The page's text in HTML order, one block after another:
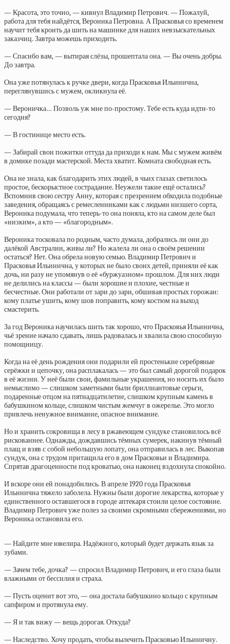
— Красота, это точно, — кивнул Владимир Петрович. — Пожалуй,
работа для тебя найдётся, Вероника Петровна. А Прасковья со временем
научит тебя кроить да шить на машинке для наших невзыскательных
заказчиц. Завтра можешь приходить.
— Спасибо вам, — вытирая слёзы, прошептала она. — Вы очень добры.
До завтра.
Она уже потянулась к ручке двери, когда Прасковья Ильинична,
переглянувшись с мужем, окликнула её.
— Вероничка… Позволь уж мне по-простому. Тебе есть куда идти-то
сегодня?
— В гостинице место есть.
— Забирай свои пожитки оттуда да приходи к нам. Мы с мужем живём
в домике позади мастерской. Места хватит. Комната свободная есть.
Она не знала, как благодарить этих людей, в чьих глазах светилось
простое, бескорыстное сострадание. Неужели такие ещё остались?
Вспомнив свою сестру Анну, которая с презрением обходила подобные
заведения, обращаясь с ремесленниками как с людьми низшего сорта,
Вероника подумала, что теперь-то она поняла, кто на самом деле был
«низким», а кто — «благородным».
Вероника тосковала по родным, часто думала, добрались ли они до
далёкой Австралии, живы ли? Но жалела ли она о своём решении
остаться? Нет. Она обрела новую семью. Владимир Петрович и
Прасковья Ильинична, у которых не было своих детей, приняли её как
дочь, ни разу не упомянув о её «буржуазном» прошлом. Для них люди
не делились на классы — были хорошие и плохие, честные и
бесчестные. Они работали от зари до зари, обшивая простых горожан:
кому платье ушить, кому шов поправить, кому костюм на выход
смастерить.
За год Вероника научилась шить так хорошо, что Прасковья Ильинична,
чьё зрение начало сдавать, лишь радовалась и хвалила свою способную
помощницу.
Когда на её день рождения они подарили ей простенькие серебряные
серёжки и цепочку, она расплакалась — это был самый дорогой подарок
в её жизни. У неё были свои, фамильные украшения, но носить их было
немыслимо — слишком заметными были бриллиантовые серьги,
подаренные отцом на пятнадцатилетие, слишком крупным камень в
бабушкином кольце, слишком чистым жемчуг в ожерелье. Это могло
привлечь ненужное внимание, опасное внимание.
Но и хранить сокровища в лесу в ржавеющем сундуке становилось всё
рискованнее. Однажды, дождавшись тёмных сумерек, накинув тёмный
плащ и взяв с собой небольшую лопату, она отправилась в лес. Выкопав
сундук, она с трудом притащила его в дом Прасковьи и Владимира.
Спрятав драгоценности под кроватью, она наконец вздохнула спокойно.
И вскоре они ей понадобились. В апреле 1920 года Прасковья
Ильинична тяжело заболела. Нужны были дорогие лекарства, которые у
единственного оставшегося в городе аптекаря стоили целое состояние.
Владимир Петрович уже полез за своими скромными сбережениями, но
Вероника остановила его.
— Найдите мне ювелира. Надёжного, который будет держать язык за
зубами.
— Зачем тебе, дочка? — спросил Владимир Петрович, и его глаза были
влажными от бессилия и страха.
— Пусть оценит вот это, — она достала бабушкино кольцо с крупным
сапфиром и протянула ему.
— Я и так вижу — вещь дорогая. Откуда?
— Наследство. Хочу продать, чтобы вылечить Прасковью Ильиничну.